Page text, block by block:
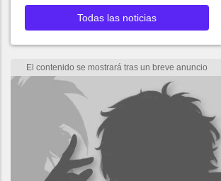
Todas las noticias